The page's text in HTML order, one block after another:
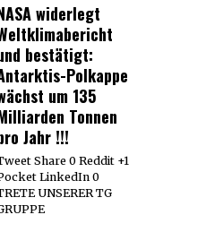
widerlegt
bestätigt:
Polkappe
um 135
Tonnen
Jahr !!!
Share 0 Reddit +1
LinkedIn 0
UNSERER TG